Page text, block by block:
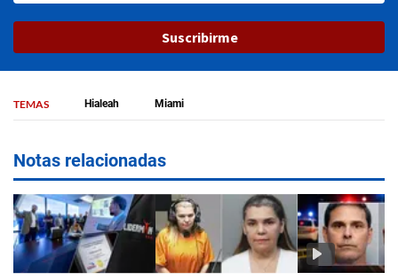
Suscribirme
TEMAS Hialeah Miami
Notas relacionadas